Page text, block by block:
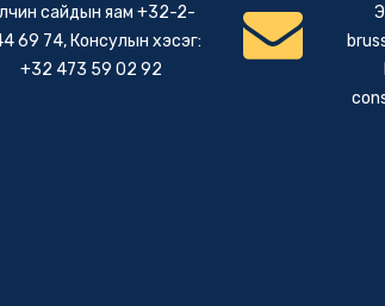
сайдын яам +32-2-
69 74, Консулын хэсэг:
+32 473 59 02 92